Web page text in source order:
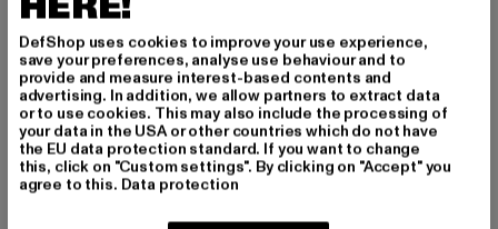
URBAN CLASSICS
Ladies Knotted Bandeau 2 Pack
17,91 EUR
Derzeitiger Preis: 17,91 EUR
27,99 EURAktionspreis: 27,99 EUR
URBAN CLASSICS
Ladies Rib
16,10 EUR
Derzeitiger Preis: 16,10 EUR
34,99 EURAktionspreis:
DefShop uses cookies to improve your use experience,
save your preferences, analyse use behaviour and to
provide and measure interest-based contents and
advertising. In addition, we allow partners to extract data
or to use cookies. This may also include the processing of
your data in the USA or other countries which do not have
the EU data protection standard. If you want to change
this, click on "Custom settings". By clicking on "Accept" you
agree to this. Data protection